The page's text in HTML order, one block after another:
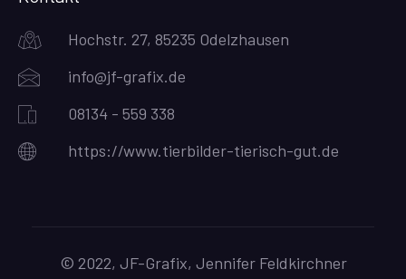
Hochstr. 27, 85235 Odelzhausen
info@jf-grafix.de
08134 - 559 338
https://www.tierbilder-tierisch-gut.de
© 2022, JF-Grafix, Jennifer Feldkirchner